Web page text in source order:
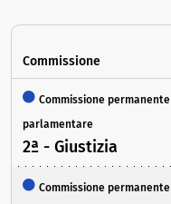
Commissione
Commissione permanente
parlamentare
2ª - Giustizia
Commissione permanente